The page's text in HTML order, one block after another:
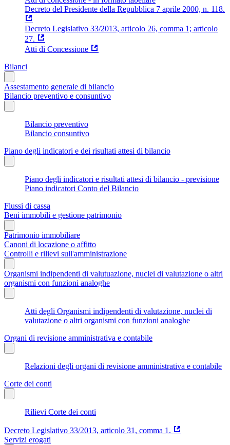
Decreto del Presidente della Repubblica 7 aprile 2000, n. 118.
Decreto Legislativo 33/2013, articolo 26, comma 1; articolo
27.
Atti di Concessione
Bilanci
Assestamento generale di bilancio
Bilancio preventivo e consuntivo
Bilancio preventivo
Bilancio consuntivo
Piano degli indicatori e dei risultati attesi di bilancio
Piano degli indicatori e risultati attesi di bilancio - previsione
Piano indicatori Conto del Bilancio
Flussi di cassa
Beni immobili e gestione patrimonio
Patrimonio immobiliare
Canoni di locazione o affitto
Controlli e rilievi sull'amministrazione
Organismi indipendenti di valutuazione, nuclei di valutazione o altri
organismi con funzioni analoghe
Atti degli Organismi indipendenti di valutazione, nuclei di
valutazione o altri organismi con funzioni analoghe
Organi di revisione amministrativa e contabile
Relazioni degli organi di revisione amministrativa e contabile
Corte dei conti
Rilievi Corte dei conti
Decreto Legislativo 33/2013, articolo 31, comma 1.
Servizi erogati